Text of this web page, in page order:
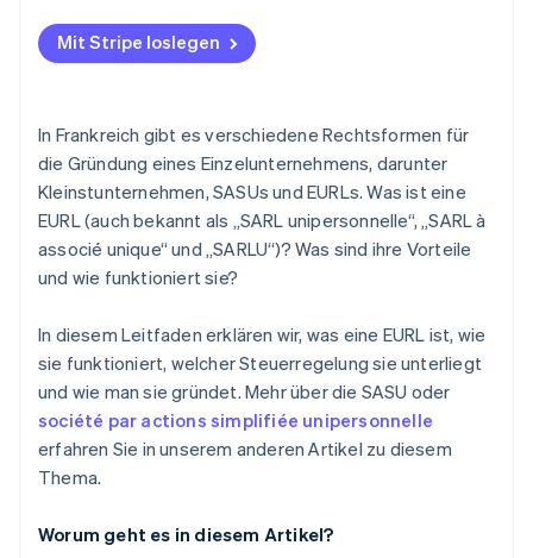
Mit Stripe loslegen
In Frankreich gibt es verschiedene Rechtsformen für
die Gründung eines Einzelunternehmens, darunter
Kleinstunternehmen, SASUs und EURLs. Was ist eine
EURL (auch bekannt als „SARL unipersonnelle“, „SARL à
associé unique“ und „SARLU“)? Was sind ihre Vorteile
und wie funktioniert sie?
In diesem Leitfaden erklären wir, was eine EURL ist, wie
sie funktioniert, welcher Steuerregelung sie unterliegt
und wie man sie gründet. Mehr über die SASU oder
société par actions simplifiée unipersonnelle
erfahren Sie in unserem anderen Artikel zu diesem
Thema.
Worum geht es in diesem Artikel?